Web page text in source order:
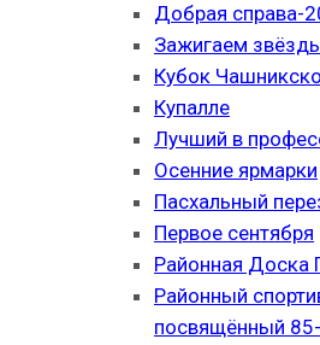
Добрая справа-
Зажигаем
Кубок
Купалле
Лучший в
Осенние ярмарки
Пасхальный
Первое сентября
Районная Доска
Районный
посвящённый